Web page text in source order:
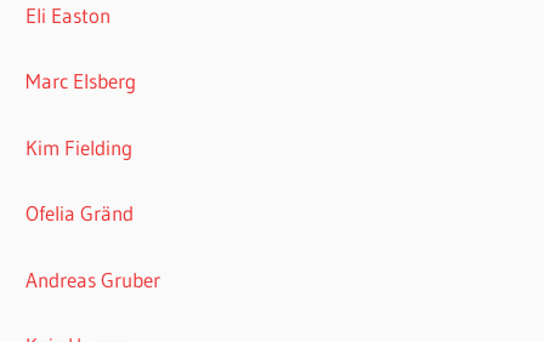
Eli Easton
Marc Elsberg
Kim Fielding
Ofelia Gränd
Andreas Gruber